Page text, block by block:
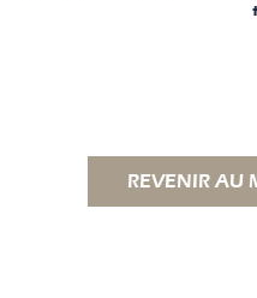
REVENIR AU